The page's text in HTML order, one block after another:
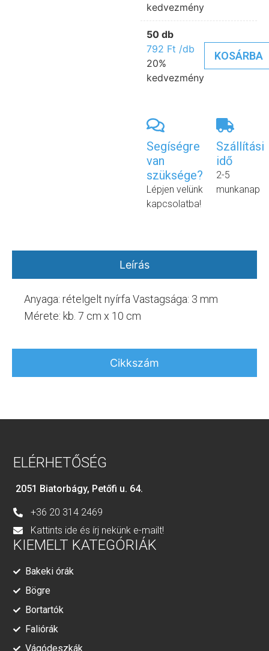
kedvezmény
50 db
792 Ft /db
20%
kedvezmény
KOSÁRBA
Segíségre
van
szüksége?
Lépjen velünk
kapcsolatba!
Szállítási
idő
2-5
munkanap
Leírás
Cikkszám
Anyaga: rételgelt nyírfa Vastagsága: 3 mm
Mérete: kb. 7 cm x 10 cm
ELÉRHETŐSÉG
2051 Biatorbágy, Petőfi u. 64.
+36 20 314 2469
Kattints ide és írj nekünk e-mailt!
KIEMELT KATEGÓRIÁK
Bakeki órák
Bögre
Bortartók
Faliórák
Vágódeszkák